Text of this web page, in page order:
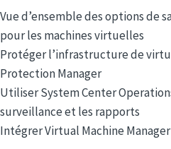
Vue d’ensemble des options de
pour les machines virtuelles
Protéger l’infrastructure de
Protection Manager
Utiliser System Center
surveillance et les rapports
Intégrer Virtual Machine